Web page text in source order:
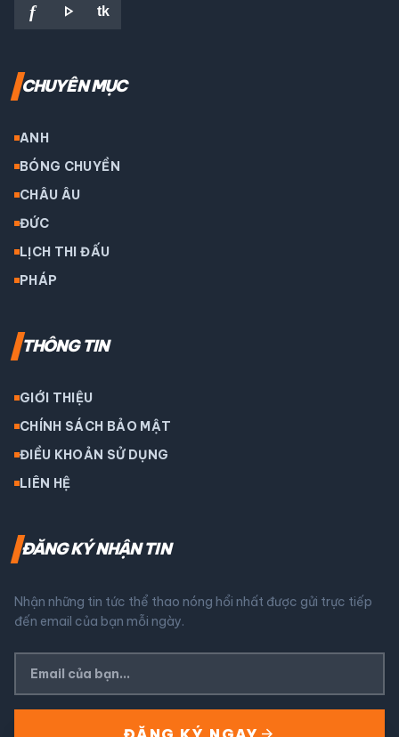
f play_arrow tk
CHUYÊN MỤC
ANH
BÓNG CHUYỀN
CHÂU ÂU
ĐỨC
LỊCH THI ĐẤU
PHÁP
THÔNG TIN
GIỚI THIỆU
CHÍNH SÁCH BẢO MẬT
ĐIỀU KHOẢN SỬ DỤNG
LIÊN HỆ
ĐĂNG KÝ NHẬN TIN
Nhận những tin tức thể thao nóng hổi nhất được gửi trực tiếp
đến email của bạn mỗi ngày.